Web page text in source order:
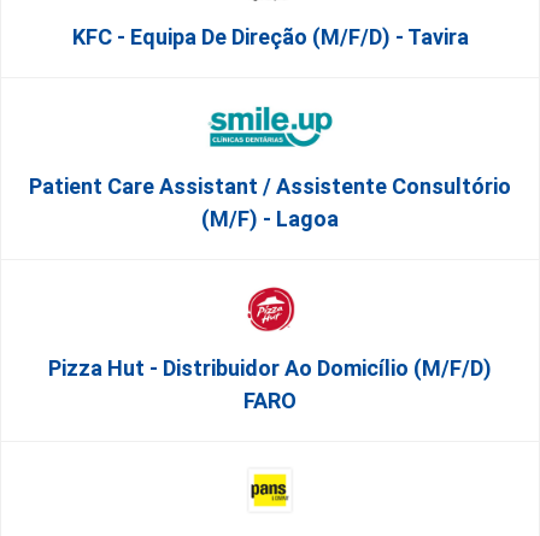
KFC - Equipa De Direção (m/f/d) - Tavira
Patient Care Assistant / Assistente Consultório
(M/F) - Lagoa
Pizza Hut - Distribuidor Ao Domicílio (m/f/d)
FARO